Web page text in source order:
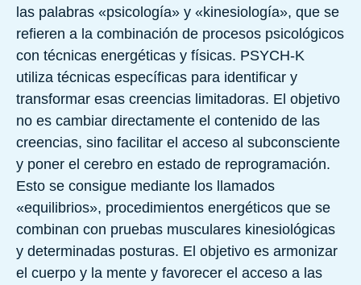
las palabras «psicología» y «kinesiología», que se
refieren a la combinación de procesos psicológicos
con técnicas energéticas y físicas. PSYCH-K
utiliza técnicas específicas para identificar y
transformar esas creencias limitadoras. El objetivo
no es cambiar directamente el contenido de las
creencias, sino facilitar el acceso al subconsciente
y poner el cerebro en estado de reprogramación.
Esto se consigue mediante los llamados
«equilibrios», procedimientos energéticos que se
combinan con pruebas musculares kinesiológicas
y determinadas posturas. El objetivo es armonizar
el cuerpo y la mente y favorecer el acceso a las